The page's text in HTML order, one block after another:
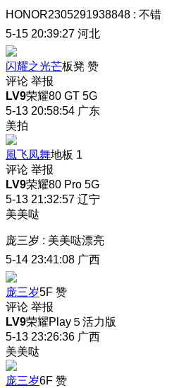
HONOR2305291938848 : 不错
5-15 20:39:27 河北
闪耀之光芒板凳 赞
评论 举报
LV9荣耀80 GT 5G
5-13 20:58:54 广东
美拍
風飞凤舞地板 1
评论 举报
LV9荣耀80 Pro 5G
5-13 21:32:57 辽宁
美美哒
庞三岁 : 美美哒漂亮
5-14 23:41:08 广西
庞三岁5F 赞
评论 举报
LV9荣耀Play５活力版
5-13 23:26:36 广西
美美哒
庞三岁6F 赞